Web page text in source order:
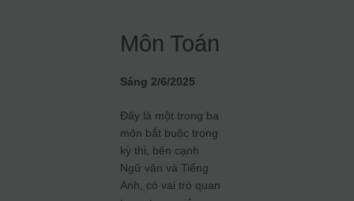
Môn Toán
Sáng 2/6/2025
Đây là một trong ba
môn bắt buộc trong
kỳ thi, bên cạnh
Ngữ văn và Tiếng
Anh, có vai trò quan